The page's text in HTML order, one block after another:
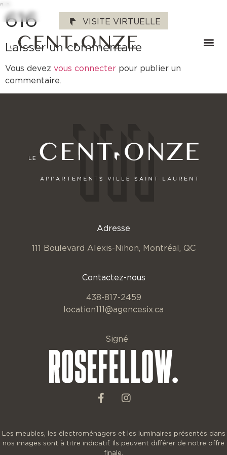
" "
VISITE VIRTUELLE
616
Laisser un commentaire
Vous devez vous connecter pour publier un
commentaire.
Adresse
111 Boulevard Alexis-Nihon, Montréal, QC
Contactez-nous
438-817-2459
location111@agencesix.ca
Signé
Les meubles, les électroménagers et les luminaires présentés dans
nos images sont à titre indicatif. Ils peuvent différer de notre offre
finale.